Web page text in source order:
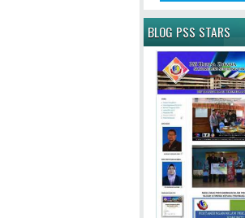
BLOG PSS STARS